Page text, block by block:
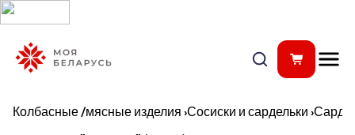
Колбасные /мясные изделия ›Сосиски и сардельки ›